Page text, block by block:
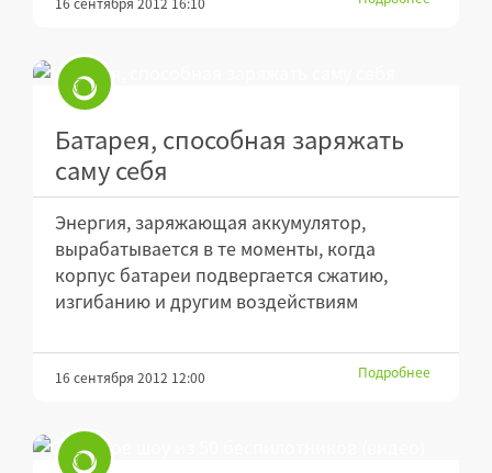
Батарея, способная заряжать
саму себя
Энергия, заряжающая аккумулятор,
вырабатывается в те моменты, когда
корпус батареи подвергается сжатию,
изгибанию и другим воздействиям
16 сентября 2012 12:00 Подробнее